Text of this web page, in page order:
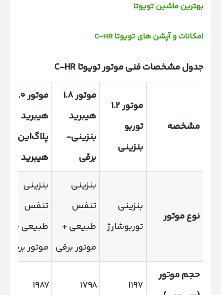
بهترین ماشین تویوتا
امکانات و آپشن های تویوتا C-HR
جدول مشخصات فنی موتور تویوتا
مشخصه
موتور۱.۲
توربو
بنزینی
موتور۱.۸
هیبرید
بنزینی-
برقی
موتور۲.۰
هیبرید /
پلاگ‌این
هیبرید
نوع موتور
بنزینی
توربوشارژ
بنزینی
تنفس
طبیعی +
موتور برقی
بنزینی
تنفس
طبیعی +
موتور برقی
حجم موتور
۱۱۹۷ ۱۷۹۸ ۱۹۸۷